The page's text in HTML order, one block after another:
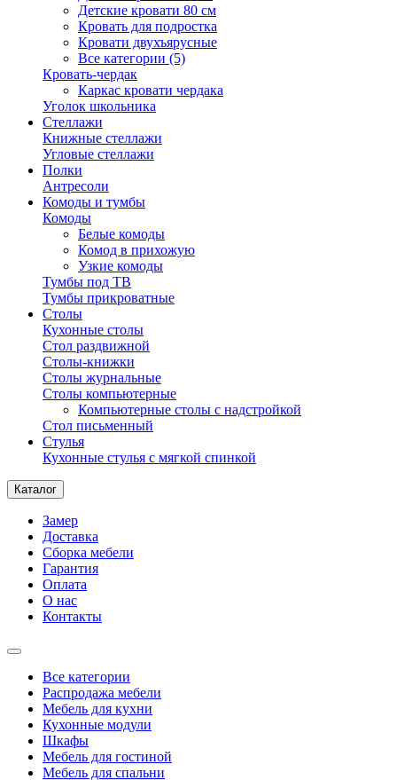
Детские кровати 80 см
Кровать для подростка
Кровати двухъярусные
Все категории (5)
Кровать-чердак
Каркас кровати чердака
Уголок школьника
Стеллажи
Книжные стеллажи
Угловые стеллажи
Полки
Антресоли
Комоды и тумбы
Комоды
Белые комоды
Комод в прихожую
Узкие комоды
Тумбы под ТВ
Тумбы прикроватные
Столы
Кухонные столы
Стол раздвижной
Столы-книжки
Столы журнальные
Столы компьютерные
Компьютерные столы с надстройкой
Стол письменный
Стулья
Кухонные стулья с мягкой спинкой
Каталог
Замер
Доставка
Сборка мебели
Гарантия
Оплата
О нас
Контакты
Все категории
Распродажа мебели
Мебель для кухни
Кухонные модули
Шкафы
Мебель для гостиной
Мебель для спальни